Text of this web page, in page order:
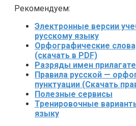
Рекомендуем:
Электронные версии
русскому языку
Орфографические
(скачать в PDF)
Разряды имен
Правила русской —
пунктуации (Скачать
Полезные сервисы
Тренировочные
языку